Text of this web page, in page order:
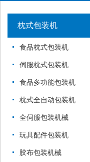
枕式包装机
食品枕式包装机
伺服枕式包装机
食品多功能包装机
枕式全自动包装机
全伺服包装机械
玩具配件包装机
胶布包装机械